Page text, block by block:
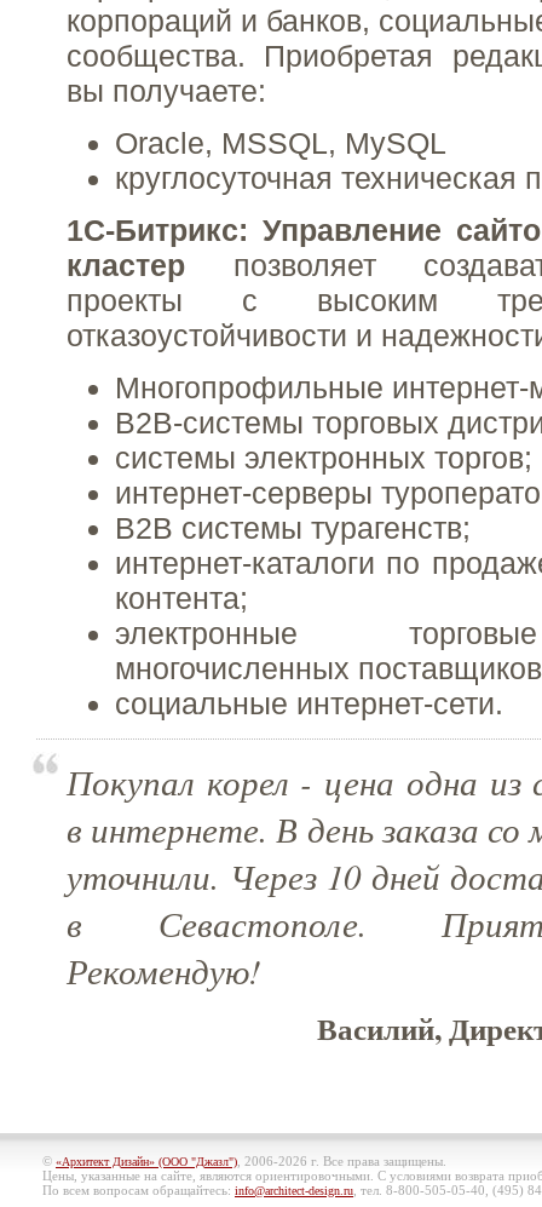
корпораций и банков,
сообщества. Приобретая
вы получаете:
Oracle, MSSQL, MySQL
круглосуточная техническая
1C-Битрикс: Управление
кластер позволяет
проекты с высоким
отказоустойчивости и
Многопрофильные интернет-
B2B-системы торговых
системы электронных торгов;
интернет-серверы
B2B системы турагенств;
интернет-каталоги по
контента;
электронные
многочисленных
социальные интернет-сети.
Покупал корел - цена одна
в интернете. В день заказа со
уточнили. Через 10 дней
в Севастополе.
Рекомендую!
Василий,
© «Архитект Дизайн» (ООО "Джазл") , 2006-2026 г. Все права защищены.
Цены, указанные на сайте, являются ориентировочными. С условиями возврата
По всем вопросам обращайтесь: info@architect-design.ru , тел. 8-800-505-05-40, (495)